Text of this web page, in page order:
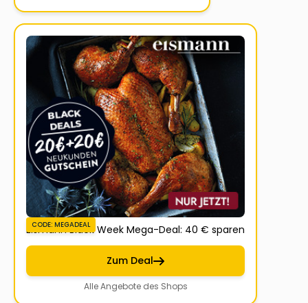
CODE: MEGADEAL
Eismann Black Week Mega-Deal: 40 € sparen
Zum Deal
Alle Angebote des Shops